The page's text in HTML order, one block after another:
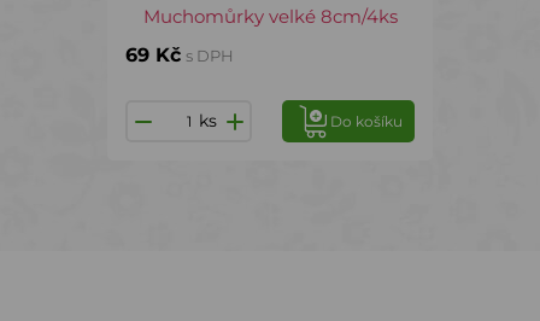
Muchomůrky velké 8cm/4ks
69 Kč s DPH
ks Do košíku